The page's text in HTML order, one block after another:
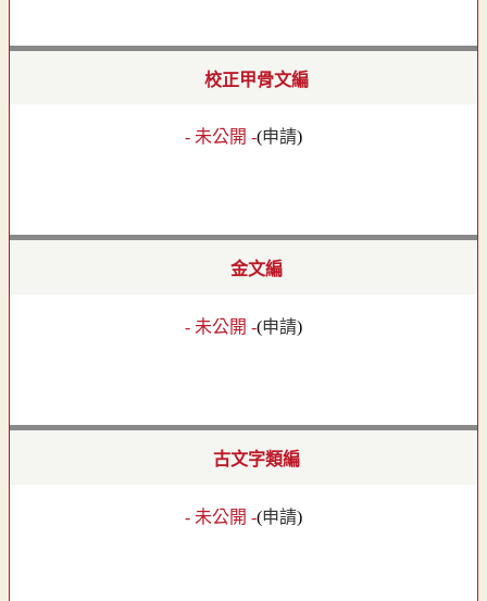
校正甲骨文編
- 未公開 -(申請)
金文編
- 未公開 -(申請)
古文字類編
- 未公開 -(申請)